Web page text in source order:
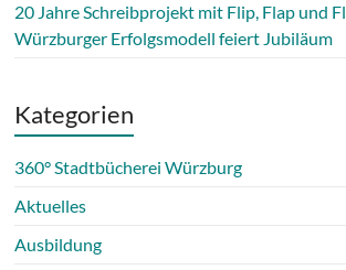
20 Jahre Schreibprojekt mit Flip, Flap und
Würzburger Erfolgsmodell feiert Jubiläum
Kategorien
360° Stadtbücherei Würzburg
Aktuelles
Ausbildung